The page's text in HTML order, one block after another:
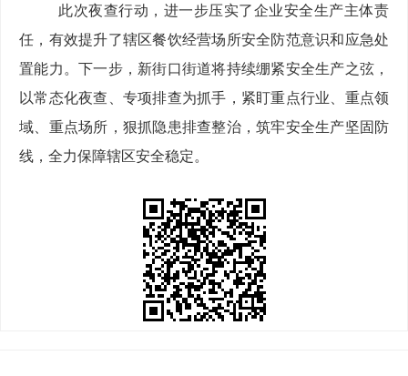
此次夜查行动，进一步压实了企业安全生产主体责
任，有效提升了辖区餐饮经营场所安全防范意识和应急处
置能力。下一步，新街口街道将持续绷紧安全生产之弦，
以常态化夜查、专项排查为抓手，紧盯重点行业、重点领
域、重点场所，狠抓隐患排查整治，筑牢安全生产坚固防
线，全力保障辖区安全稳定。